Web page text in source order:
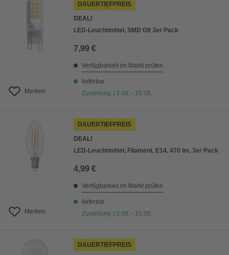
Merken
DAUERTIEFPREIS
DEAL!
LED-Leuchtmittel, SMD G9 3er Pack
7,99 €
Verfügbarkeit im Markt prüfen
lieferbar
Zustellung 13.08. - 15.08.
Merken
DAUERTIEFPREIS
DEAL!
LED-Leuchtmittel, Filament, E14, 470 lm, 3er Pack
4,99 €
Verfügbarkeit im Markt prüfen
lieferbar
Zustellung 13.08. - 15.08.
DAUERTIEFPREIS